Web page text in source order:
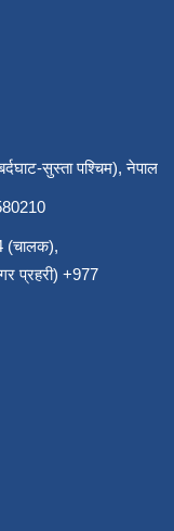
सुस्ता पश्चिम), नेपाल
(चालक),
प्रहरी) +977